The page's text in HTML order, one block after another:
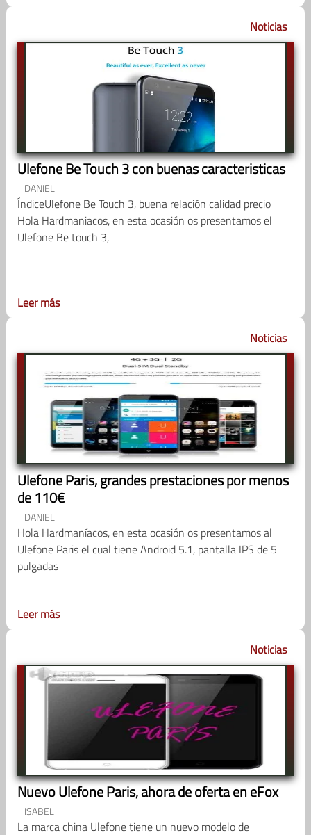
Noticias
Ulefone Be Touch 3 con buenas caracteristicas
DANIEL
ÍndiceUlefone Be Touch 3, buena relación calidad precio
Hola Hardmaniacos, en esta ocasión os presentamos el
Ulefone Be touch 3,
Leer más
Noticias
Ulefone Paris, grandes prestaciones por menos
de 110€
DANIEL
Hola Hardmaníacos, en esta ocasión os presentamos al
Ulefone Paris el cual tiene Android 5.1, pantalla IPS de 5
pulgadas
Leer más
Noticias
Nuevo Ulefone Paris, ahora de oferta en eFox
ISABEL
La marca china Ulefone tiene un nuevo modelo de